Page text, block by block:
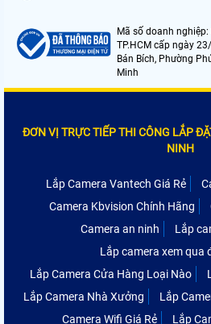
Mã số doanh
TP.HCM cấp ngày
Bán Bích, Phường
Minh
ĐƠN VỊ TRỰC TIẾP THI CÔNG LẮP
NINH
Lắp Camera Vantech Giá Rẻ
Camera Kbvision Chính Hãng
Camera an ninh
Lắp
Lắp camera xem qua
Lắp Camera Cửa Hàng Loại Nào
Lắp Camera Nhà Xưởng
Lắp
Camera Wifi Giá Rẻ
Lắp